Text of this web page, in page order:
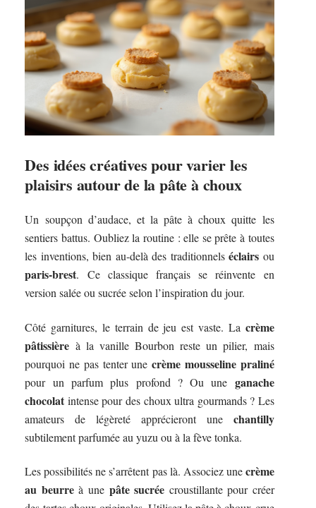
Des idées créatives pour varier les
plaisirs autour de la pâte à choux
Un soupçon d’audace, et la pâte à choux quitte les
sentiers battus. Oubliez la routine : elle se prête à toutes
les inventions, bien au-delà des traditionnelséclairs ou
paris-brest. Ce classique français se réinvente en
version salée ou sucrée selon l’inspiration du jour.
Côté garnitures, le terrain de jeu est vaste. La crème
pâtissière à la vanille Bourbon reste un pilier, mais
pourquoi ne pas tenter unecrème mousseline praliné
pour un parfum plus profond ? Ou une ganache
chocolat intense pour des choux ultra gourmands ? Les
amateurs de légèreté apprécieront une chantilly
subtilement parfumée au yuzu ou à la fève tonka.
Les possibilités ne s’arrêtent pas là. Associez unecrème
au beurreà une pâte sucrée croustillante pour créer